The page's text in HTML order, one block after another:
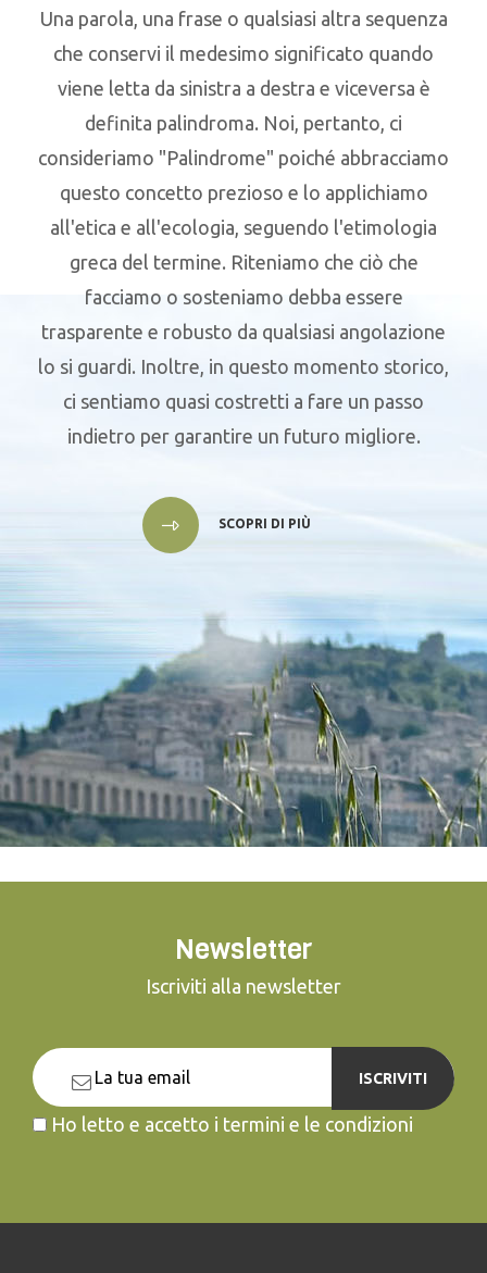
Una parola, una frase o qualsiasi altra sequenza
che conservi il medesimo significato quando
viene letta da sinistra a destra e viceversa è
definita palindroma. Noi, pertanto, ci
consideriamo "Palindrome" poiché abbracciamo
questo concetto prezioso e lo applichiamo
all'etica e all'ecologia, seguendo l'etimologia
greca del termine. Riteniamo che ciò che
facciamo o sosteniamo debba essere
trasparente e robusto da qualsiasi angolazione
lo si guardi. Inoltre, in questo momento storico,
ci sentiamo quasi costretti a fare un passo
indietro per garantire un futuro migliore.
SCOPRI DI PIÙ
Newsletter
Iscriviti alla newsletter
ISCRIVITI
Ho letto e accetto i termini e le condizioni